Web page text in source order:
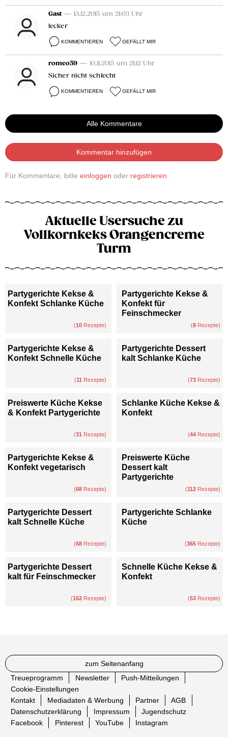
Gast — 13.12.2015 um 21:03 Uhr
lecker
KOMMENTIEREN GEFÄLLT MIR
romeo59 — 10.11.2015 um 21:12 Uhr
Sicher nicht schlecht
KOMMENTIEREN GEFÄLLT MIR
Alle Kommentare
Kommentar hinzufügen
Für Kommentare, bitte einloggen oder registrieren.
Aktuelle Usersuche zu
Vollkornkeks Orangencreme
Turm
Partygerichte Kekse &
Konfekt Schlanke Küche
(10 Rezepte)
Partygerichte Kekse &
Konfekt für
Feinschmecker
(8 Rezepte)
Partygerichte Kekse &
Konfekt Schnelle Küche
(11 Rezepte)
Partygerichte Dessert
kalt Schlanke Küche
(73 Rezepte)
Preiswerte Küche Kekse
& Konfekt Partygerichte
(31 Rezepte)
Schlanke Küche Kekse &
Konfekt
(44 Rezepte)
Partygerichte Kekse &
Konfekt vegetarisch
(68 Rezepte)
Preiswerte Küche
Dessert kalt
Partygerichte
(112 Rezepte)
Partygerichte Dessert
kalt Schnelle Küche
(68 Rezepte)
Partygerichte Schlanke
Küche
(365 Rezepte)
Partygerichte Dessert
kalt für Feinschmecker
(162 Rezepte)
Schnelle Küche Kekse &
Konfekt
(53 Rezepte)
zum Seitenanfang
Treueprogramm
Newsletter
Push-Mitteilungen
Cookie-Einstellungen
Kontakt
Mediadaten & Werbung Partner
AGB
Datenschutzerklärung
Impressum
Jugendschutz
Facebook
Pinterest YouTube Instagram